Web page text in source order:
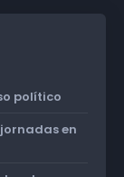
político
jornadas en